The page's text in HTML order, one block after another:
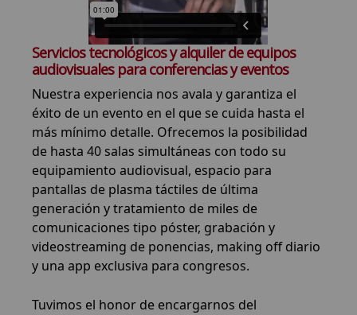
Servicios tecnológicos y alquiler de equipos
audiovisuales para conferencias y eventos
Nuestra experiencia nos avala y garantiza el
éxito de un evento en el que se cuida hasta el
más mínimo detalle. Ofrecemos la posibilidad
de hasta 40 salas simultáneas con todo su
equipamiento audiovisual, espacio para
pantallas de plasma táctiles de última
generación y tratamiento de miles de
comunicaciones tipo póster, grabación y
videostreaming de ponencias, making off diario
y una app exclusiva para congresos.
Tuvimos el honor de encargarnos del